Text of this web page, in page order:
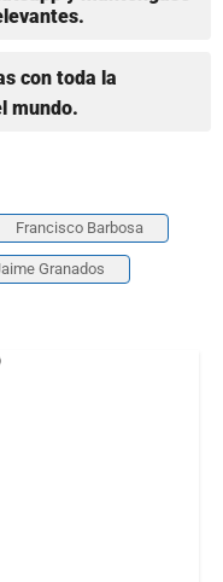
con toda la
mundo.
Francisco Barbosa
Granados